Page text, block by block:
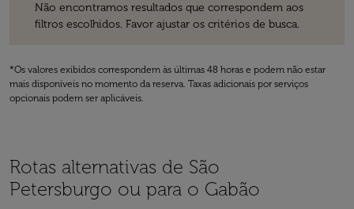
Não encontramos resultados que correspondem aos
filtros escolhidos. Favor ajustar os critérios de busca.
*Os valores exibidos correspondem às últimas 48 horas e podem não estar
mais disponíveis no momento da reserva. Taxas adicionais por serviços
opcionais podem ser aplicáveis.
Rotas alternativas de São
Petersburgo ou para o Gabão